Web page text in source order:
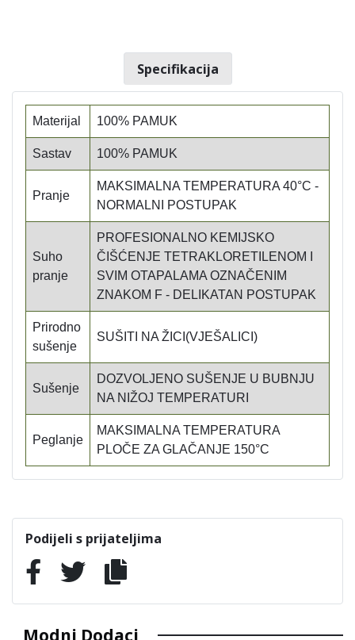
Specifikacija
Materijal 100% PAMUK
Sastav 100% PAMUK
Pranje
MAKSIMALNA TEMPERATURA 40°C -
NORMALNI POSTUPAK
Suho
pranje
PROFESIONALNO KEMIJSKO
ČIŠĆENJE TETRAKLORETILENOM I
SVIM OTAPALAMA OZNAČENIM
ZNAKOM F - DELIKATAN POSTUPAK
Prirodno
sušenje
SUŠITI NA ŽICI(VJEŠALICI)
Sušenje
DOZVOLJENO SUŠENJE U BUBNJU
NA NIŽOJ TEMPERATURI
Peglanje
MAKSIMALNA TEMPERATURA
PLOČE ZA GLAČANJE 150°C
Podijeli s prijateljima
Modni Dodaci